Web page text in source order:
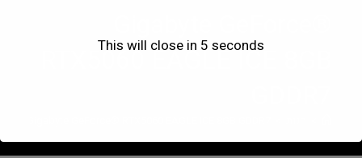
RTX5060 EAGLE ICE 8GB
This will close in 5 seconds